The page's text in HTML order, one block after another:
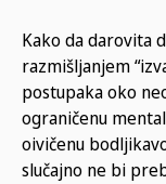
Kako da darovita
razmišljanjem
postupaka oko
ograničenu
oivičenu
slučajno ne bi